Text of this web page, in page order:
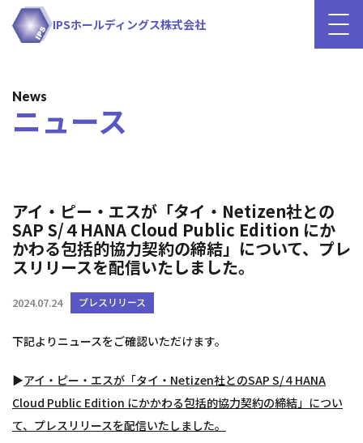
IPSホールディングス株式会社
News
ニュース
アイ・ピー・エスが「タイ・Netizen社との
SAP S/４HANA Cloud Public Edition にか
かわる包括的協力契約の締結」について、プレ
スリリースを配信いたしました。
2024.07.24 プレスリリース
下記よりニュースをご確認いただけます。
▶アイ・ピー・エスが「タイ・Netizen社とのSAP S/４HANA
Cloud Public Edition にかかわる包括的協力契約の締結」につい
て、プレスリリースを配信いたしました。